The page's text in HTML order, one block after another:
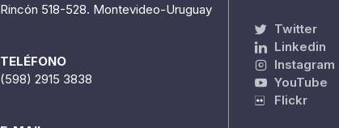
Rincón 518-528. Montevideo-Uruguay
TELÉFONO
(598) 2915 3838
Twitter
Linkedin
Instagram
YouTube
Flickr